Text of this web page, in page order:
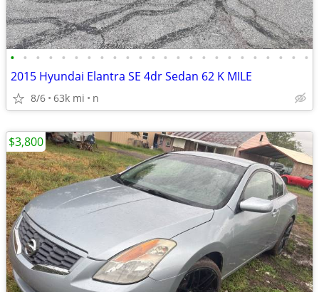
• • • • • • • • • • • • • • • • • • • • • • • •
2015 Hyundai Elantra SE 4dr Sedan 62 K MILE
8/6 63k mi n
$3,800